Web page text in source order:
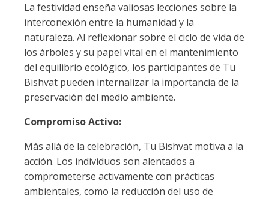
La festividad enseña valiosas lecciones sobre la
interconexión entre la humanidad y la
naturaleza. Al reflexionar sobre el ciclo de vida de
los árboles y su papel vital en el mantenimiento
del equilibrio ecológico, los participantes de Tu
Bishvat pueden internalizar la importancia de la
preservación del medio ambiente.
Compromiso Activo:
Más allá de la celebración, Tu Bishvat motiva a la
acción. Los individuos son alentados a
comprometerse activamente con prácticas
ambientales, como la reducción del uso de